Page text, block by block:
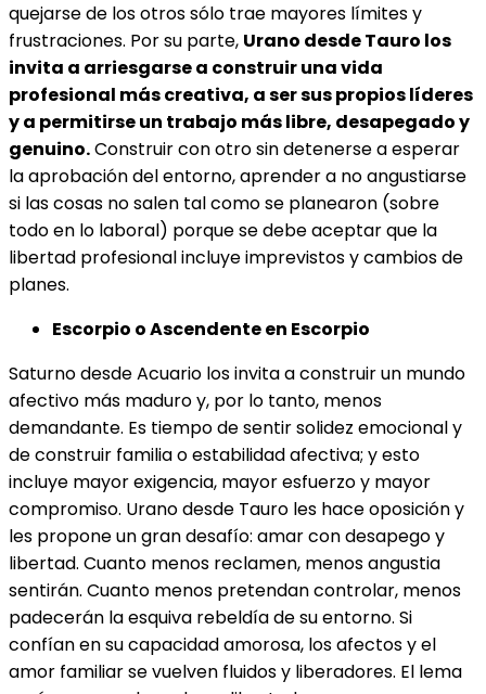
quejarse de los otros sólo trae mayores límites y
frustraciones. Por su parte, Urano desde Tauro los
invita a arriesgarse a construir una vida
profesional más creativa, a ser sus propios líderes
y a permitirse un trabajo más libre, desapegado y
genuino.Construir con otro sin detenerse a esperar
la aprobación del entorno, aprender a no angustiarse
si las cosas no salen tal como se planearon (sobre
todo en lo laboral) porque se debe aceptar que la
libertad profesional incluye imprevistos y cambios de
planes.
Escorpio o Ascendente en Escorpio
Saturno desde Acuario los invita a construir un mundo
afectivo más maduro y, por lo tanto, menos
demandante. Es tiempo de sentir solidez emocional y
de construir familia o estabilidad afectiva; y esto
incluye mayor exigencia, mayor esfuerzo y mayor
compromiso. Urano desde Tauro les hace oposición y
les propone un gran desafío: amar con desapego y
libertad. Cuanto menos reclamen, menos angustia
sentirán. Cuanto menos pretendan controlar, menos
padecerán la esquiva rebeldía de su entorno. Si
confían en su capacidad amorosa, los afectos y el
amor familiar se vuelven fluidos y liberadores. El lema